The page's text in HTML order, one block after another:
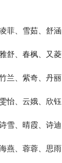
菲、雪茹、舒涵
舒、春枫、又菱
兰、紫奇、丹丽
怡、云娥、欣钰
雪、晴霞、诗迪
燕、蓉蓉、思雨